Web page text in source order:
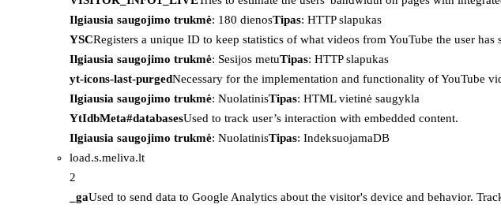
Ilgiausia saugojimo trukmė: 180 dienosTipas: HTTP slapukas
YSCRegisters a unique ID to keep statistics of what videos from YouTube the user has
Ilgiausia saugojimo trukmė: Sesijos metuTipas: HTTP slapukas
yt-icons-last-purgedNecessary for the implementation and functionality of YouTube
Ilgiausia saugojimo trukmė: NuolatinisTipas: HTML vietinė saugykla
YtIdbMeta#databasesUsed to track user’s interaction with embedded content.
Ilgiausia saugojimo trukmė: NuolatinisTipas: IndeksuojamaDB
load.s.meliva.lt
2
_gaUsed to send data to Google Analytics about the visitor's device and behavior.